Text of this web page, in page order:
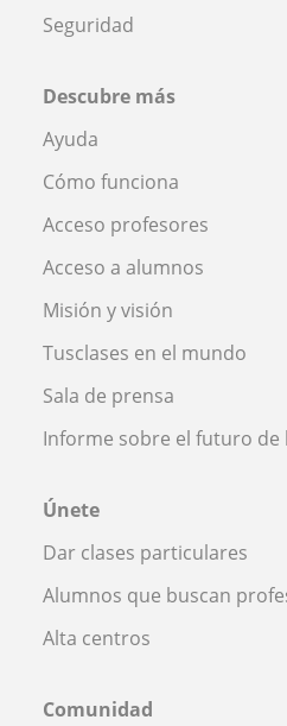
Seguridad
Descubre más
Ayuda
Cómo funciona
Acceso profesores
Acceso a alumnos
Misión y visión
Tusclases en el mundo
Sala de prensa
Informe sobre el futuro de
Únete
Dar clases particulares
Alumnos que buscan
Alta centros
Comunidad